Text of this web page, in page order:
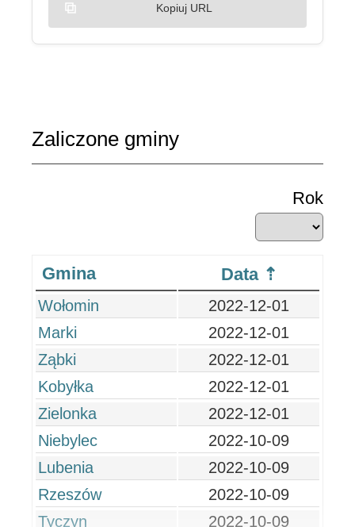
Kopiuj URL
Zaliczone gminy
Rok
Gmina Data
Wołomin
2022-12-01
Marki
2022-12-01
Ząbki
2022-12-01
Kobyłka
2022-12-01
Zielonka
2022-12-01
Niebylec
2022-10-09
Lubenia
2022-10-09
Rzeszów
2022-10-09
Tyczyn
2022-10-09